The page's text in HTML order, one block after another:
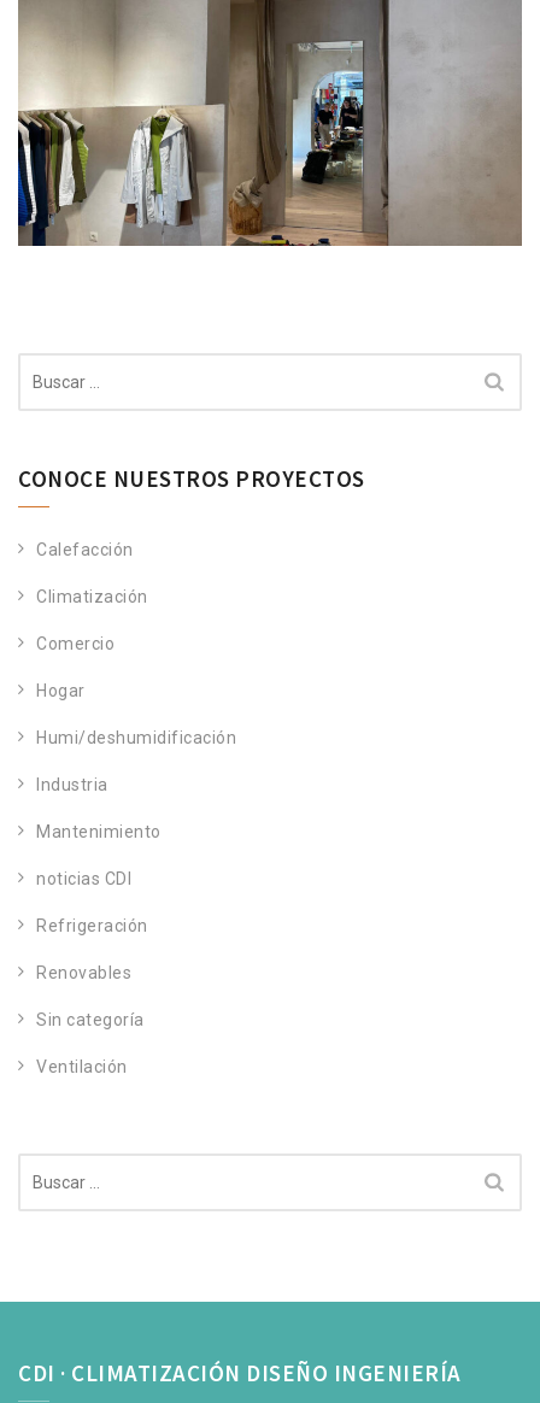
CONOCE NUESTROS PROYECTOS
Calefacción
Climatización
Comercio
Hogar
Humi/deshumidificación
Industria
Mantenimiento
noticias CDI
Refrigeración
Renovables
Sin categoría
Ventilación
CDI · CLIMATIZACIÓN DISEÑO INGENIERÍA